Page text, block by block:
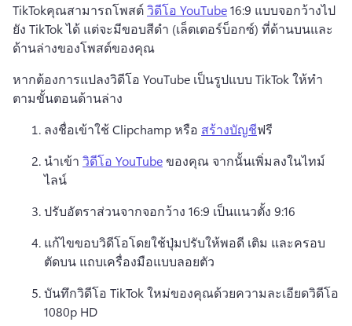
TikTokคุณสามารถโพสต์ วิดีโอ YouTube 16:9 แบบจอกว้างไป
ยัง TikTok ได้ แต่จะมีขอบสีดำ (เล็ตเตอร์บ็อกซ์) ที่ด้านบนและ
ด้านล่างของโพสต์ของคุณ
หากต้องการแปลงวิดีโอ YouTube เป็นรูปแบบ TikTok ให้ทำ
ตามขั้นตอนด้านล่าง
ลงชื่อเข้าใช้ Clipchamp หรือ สร้างบัญชีฟรี
นำเข้า วิดีโอ YouTube ของคุณ จากนั้นเพิ่มลงในไทม์
ไลน์
ปรับอัตราส่วนจากจอกว้าง 16:9 เป็นแนวตั้ง 9:16
แก้ไขขอบวิดีโอโดยใช้ปุ่มปรับให้พอดี เติม และครอบ
ตัดบน แถบเครื่องมือแบบลอยตัว
บันทึกวิดีโอ TikTok ใหม่ของคุณด้วยความละเอียดวิดีโอ
1080p HD